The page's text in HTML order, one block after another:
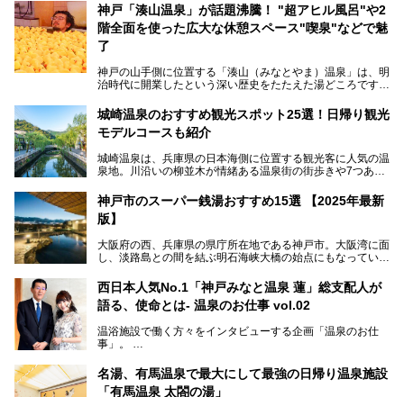
神戸「湊山温泉」が話題沸騰！ "超アヒル風呂"や2
階全面を使った広大な休憩スペース"喫泉"などで魅
了
神戸の山手側に位置する「湊山（みなとやま）温泉」は、明
治時代に開業したという深い歴史をたたえた湯どころです。
っぱいに浮かぶアヒルちゃん。さらに、ゆったりくつろげて
コワーキングも可能な休憩スペースも人気に。斬新な企画や
設備で人々をアッと驚かせる湊山温泉の魅力をリポートしま
城崎温泉のおすすめ観光スポット25選！日帰り観光
モデルコースも紹介
城崎温泉は、兵庫県の日本海側に位置する観光客に人気の温
泉地。川沿いの柳並木が情緒ある温泉街の街歩きや7つある
られています。鉄道の駅から温泉街が近く、歩いて回るのに
ちょうどよい規模で、日帰りでの訪問にもおすすめです。
の観光スポットをピックアップ。温泉やご当地グルメなどを
盛り込んだ日帰り観光モデルコースも紹介しているので、ぜ
神戸市のスーパー銭湯おすすめ15選 【2025年最新
版】
大阪府の西、兵庫県の県庁所在地である神戸市。大阪湾に面
し、淡路島との間を結ぶ明石海峡大橋の始点にもなっていま
華街をはじめ、きらびやかに発展したハーバーランドなど、
人気観光スポットもめじろ押しです。
そして、温泉好きの視点から見ると、神戸市といえば何とい
湯です。そのお湯をリーズナブルに体験できる健康ランドや
スーパー銭湯があったら……。今回はそんな希望に沿う施設
きます！
西日本人気No.1「神戸みなと温泉 蓮」総支配人が
語る、使命とは- 温泉のお仕事 vol.02
温浴施設で働く方々をインタビューする企画「温泉のお仕
事」。
ング西日本1位、2年連続「ベストオブ宿泊賞」に輝いた
「神戸みなと温泉 蓮」の魅力に迫りました！
名湯、有馬温泉で最大にして最強の日帰り温泉施設
「有馬温泉 太閤の湯」